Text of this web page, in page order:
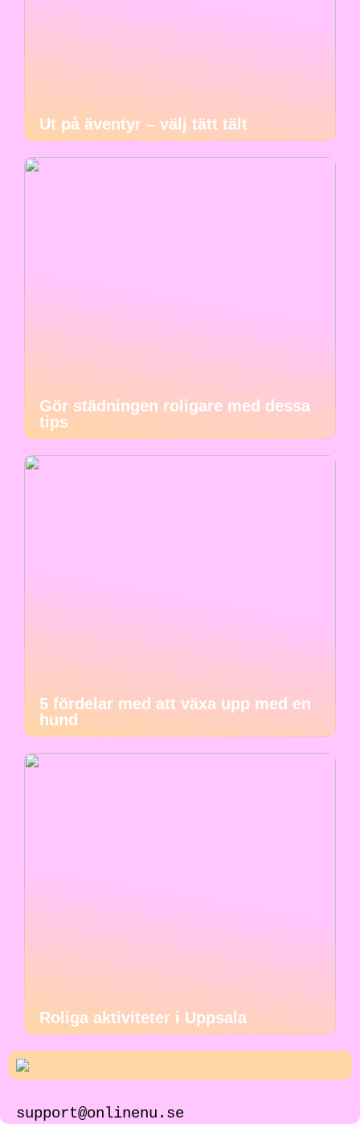
Ut på äventyr – välj tätt tält
Gör städningen roligare med dessa
tips
5 fördelar med att växa upp med en
hund
Roliga aktiviteter i Uppsala
support@onlinenu.se